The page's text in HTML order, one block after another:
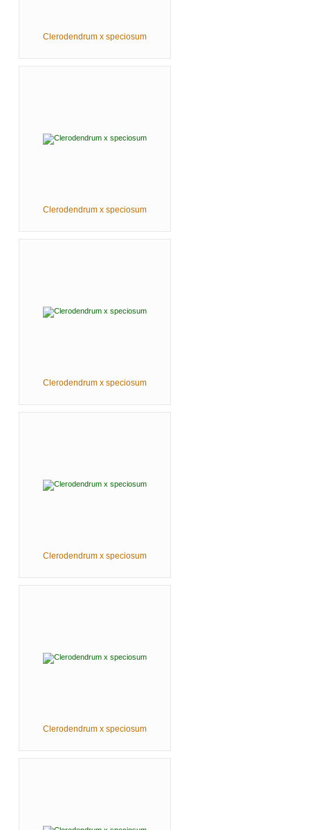
Clerodendrum x speciosum
Clerodendrum x speciosum
Clerodendrum x speciosum
Clerodendrum x speciosum
Clerodendrum x speciosum